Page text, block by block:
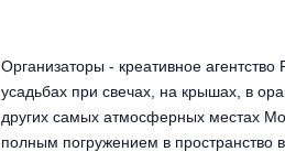
Организаторы - креативное
усадьбах при свечах, на крышах, в
других самых атмосферных местах
полным погружением в пространство